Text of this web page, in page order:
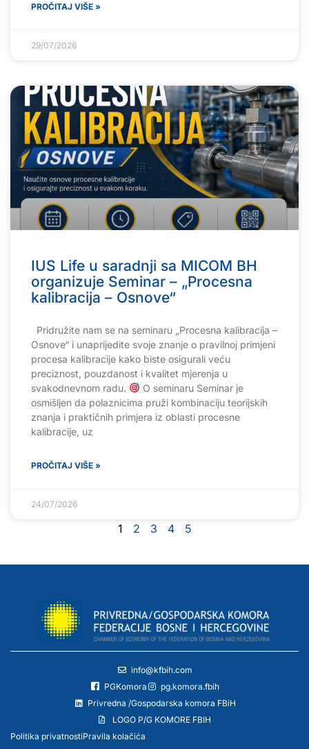
PROČITAJ VIŠE »
29/07/2026
IUS Life u saradnji sa MICOM BH
organizuje Seminar – „Procesna
kalibracija – Osnove“
Pridružite nam se na seminaru „Procesna kalibracija –
Osnove“ i unaprijedite svoje znanje o pravilnoj primjeni
procesa kalibracije kako biste osigurali veću
preciznost, pouzdanost i kvalitet mjerenja u
svakodnevnom radu.
O seminaru Seminar je
osmišljen da polaznicima pruži kombinaciju teorijskih
znanja i praktičnih primjera iz oblasti procesne
kalibracije, uz
PROČITAJ VIŠE »
24/07/2026
1 2 3 4 5
info@kfbih.com
PGKomora
pg.komora.fbih
Privredna /Gospodarska komora FBiH
LOGO P/G KOMORE FBIH
Politika privatnostiPravila kolačića